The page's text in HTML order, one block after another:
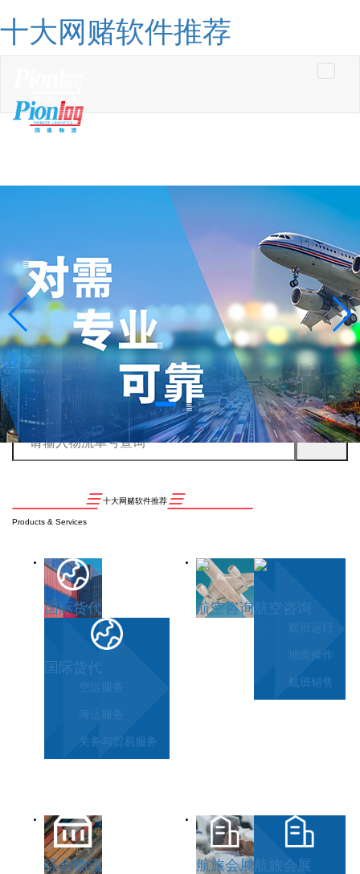
十大网赌软件推荐
十大网赌软件推荐
Products & Services
国际货代
国际货代
空运服务
海运服务
关务与贸易服务
航空咨询航空咨询
航班运行
地面操作
航班销售
综合物流 航旅会展航旅会展